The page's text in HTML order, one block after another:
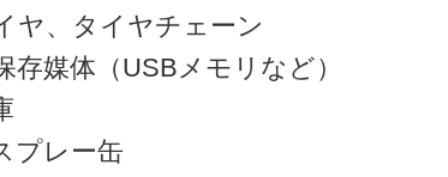
ヤ、タイヤチェーン
存媒体（USBメモリなど）
プレー缶